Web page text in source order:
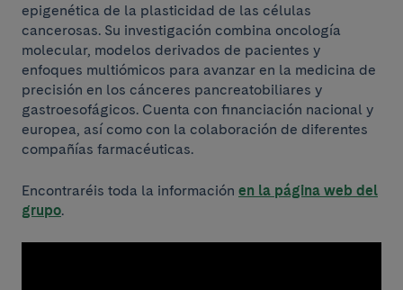
epigenética de la plasticidad de las células
cancerosas. Su investigación combina oncología
molecular, modelos derivados de pacientes y
enfoques multiómicos para avanzar en la medicina de
precisión en los cánceres pancreatobiliares y
gastroesofágicos. Cuenta con financiación nacional y
europea, así como con la colaboración de diferentes
compañías farmacéuticas.
Encontraréis toda la información en la página web del
grupo.